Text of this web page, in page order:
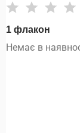
1 флакон
Немає в